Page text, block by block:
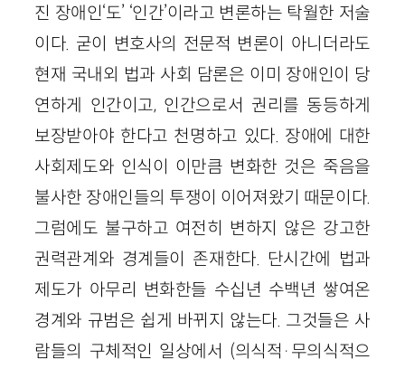
진 장애인‘도’ ‘인간’이라고 변론하는 탁월한 저술
이다. 굳이 변호사의 전문적 변론이 아니더라도
현재 국내외 법과 사회 담론은 이미 장애인이 당
연하게 인간이고, 인간으로서 권리를 동등하게
보장받아야 한다고 천명하고 있다. 장애에 대한
사회제도와 인식이 이만큼 변화한 것은 죽음을
불사한 장애인들의 투쟁이 이어져왔기 때문이다.
그럼에도 불구하고 여전히 변하지 않은 강고한
권력관계와 경계들이 존재한다. 단시간에 법과
제도가 아무리 변화한들 수십년 수백년 쌓여온
경계와 규범은 쉽게 바뀌지 않는다. 그것들은 사
람들의 구체적인 일상에서 (의식적·무의식적으